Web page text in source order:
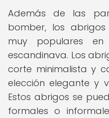
Además de las
bomber, los
muy populares
escandinava. Los
corte minimalista y
elección elegante y
Estos abrigos se
formales o